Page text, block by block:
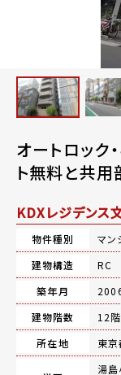
オートロック
ト無料と共
KDXレジデンス
物件種別
マン
建物構造
RC
築年月
建物階数
12
所在地
東
湯